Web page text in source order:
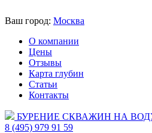
Ваш город: Москва
О компании
Цены
Отзывы
Карта глубин
Статьи
Контакты
БУРЕНИЕ СКВАЖИН НА
8 (495) 979 91 59